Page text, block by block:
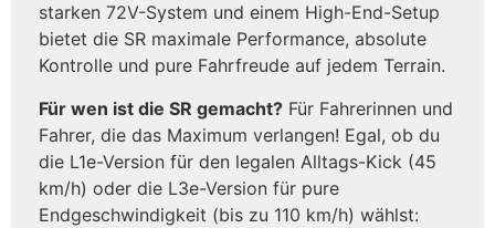
starken 72V-System und einem High-End-Setup
bietet die SR maximale Performance, absolute
Kontrolle und pure Fahrfreude auf jedem Terrain.
Für wen ist die SR gemacht? Für Fahrerinnen und
Fahrer, die das Maximum verlangen! Egal, ob du
die L1e-Version für den legalen Alltags-Kick (45
km/h) oder die L3e-Version für pure
Endgeschwindigkeit (bis zu 110 km/h) wählst: